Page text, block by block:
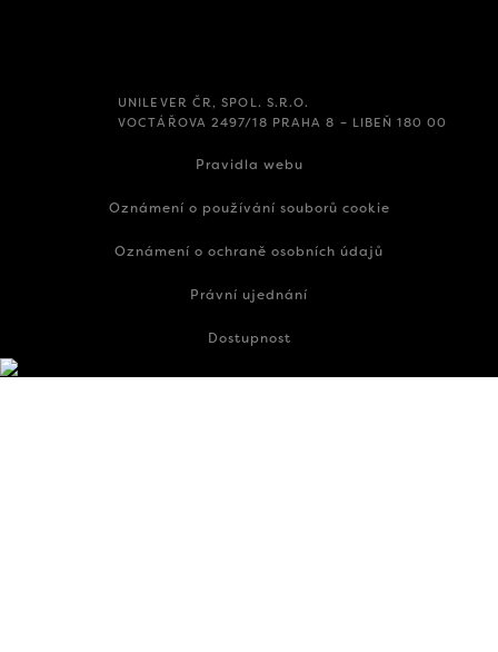
UNILEVER ČR, SPOL. S.R.O.
VOCTÁŘOVA 2497/18 PRAHA 8 – LIBEŇ 180 00
Pravidla webu
Oznámení o používání souborů cookie
Oznámení o ochraně osobních údajů
Právní ujednání
Dostupnost